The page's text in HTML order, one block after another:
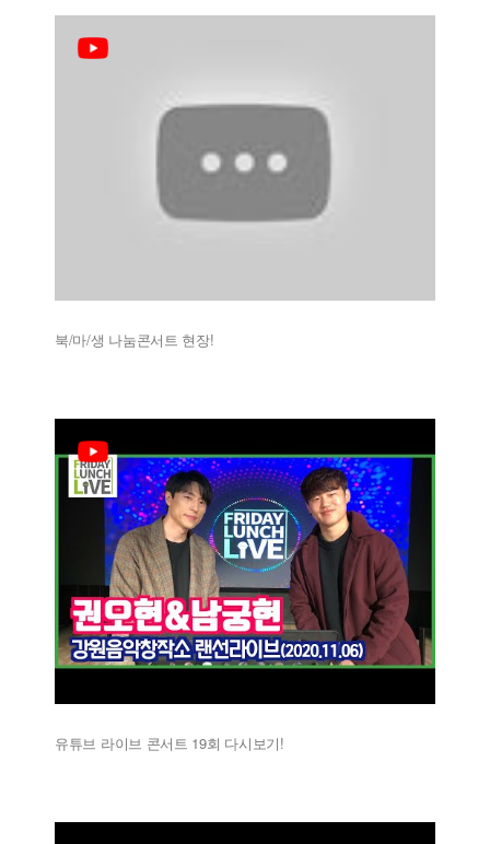
북/마/생 나눔콘서트 현장!
유튜브 라이브 콘서트 19회 다시보기!